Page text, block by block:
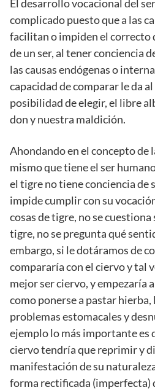
El desarrollo vocacional del
complicado puesto que a las
facilitan o impiden el correcto
de un ser, al tener conciencia
las causas endógenas o
capacidad de comparar le da
posibilidad de elegir, el libre
don y nuestra maldición.
Ahondando en el concepto de
mismo que tiene el ser
el tigre no tiene conciencia de
impide cumplir con su
cosas de tigre, no se
tigre, no se pregunta qué
embargo, si le dotáramos de
compararía con el ciervo y tal
mejor ser ciervo, y empezaría
como ponerse a pastar hierba,
problemas estomacales y
ejemplo lo más importante es
ciervo tendría que reprimir y
manifestación de su
forma rectificada (imperfecta)